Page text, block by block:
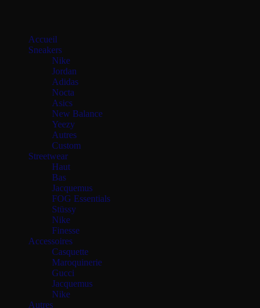
Accueil
Sneakers
Nike
Jordan
Adidas
Nocta
Asics
New Balance
Yeezy
Autres
Custom
Streetwear
Haut
Bas
Jacquemus
FOG Essentials
Stüssy
Nike
Finesse
Accessoires
Casquette
Maroquinerie
Gucci
Jacquemus
Nike
Autres